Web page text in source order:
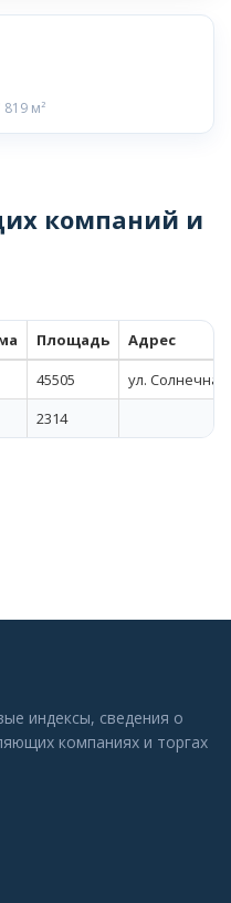
819 м²
компаний и
Площадь
Адрес
45505
ул.
2314
индексы, сведения о
компаниях и торгах